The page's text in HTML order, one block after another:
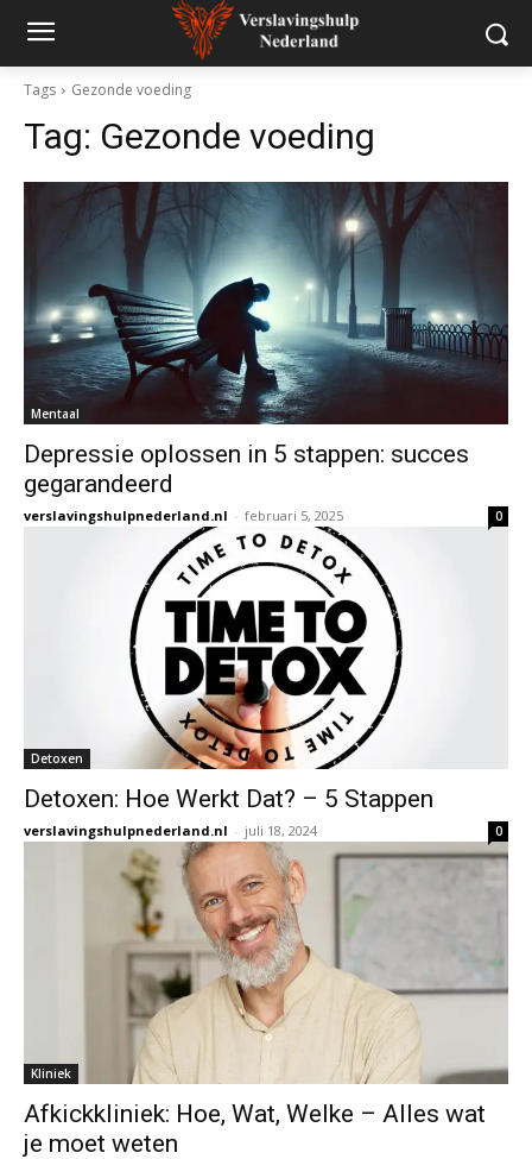
Tags Gezonde voeding
Tag: Gezonde voeding
Mentaal
Depressie oplossen in 5 stappen: succes
gegarandeerd
verslavingshulpnederland.nl - februari 5, 2025 0
Detoxen
Detoxen: Hoe Werkt Dat? – 5 Stappen
verslavingshulpnederland.nl - juli 18, 2024 0
Kliniek
Afkickkliniek: Hoe, Wat, Welke – Alles wat
je moet weten